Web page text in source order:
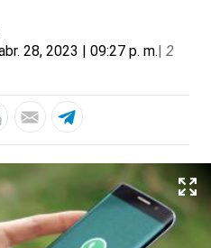
28, 2023 | 09:27 p. m.| 2